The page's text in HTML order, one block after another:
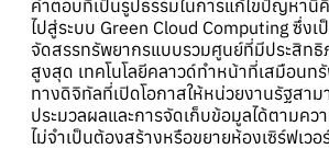
คำตอบที่เป็นรูปธรรมในการแก้ไขปัญหานี้
ไปสู่ระบบ Green Cloud Computing ซึ่ง
จัดสรรทรัพยากรแบบรวมศูนย์ที่มีประสิทธิ
สูงสุด เทคโนโลยีคลาวด์ทำหน้าที่เสมือนท
ทางดิจิทัลที่เปิดโอกาสให้หน่วยงานรัฐสาม
ประมวลผลและการจัดเก็บข้อมูลได้ตามคว
ไม่จำเป็นต้องสร้างหรือขยายห้องเซิร์ฟเวอ